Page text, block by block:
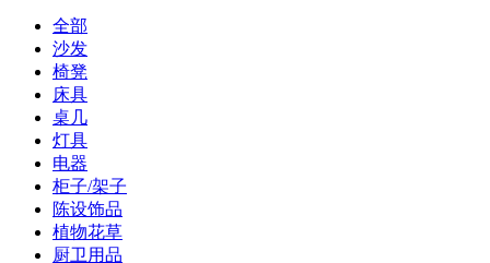
全部
沙发
椅凳
床具
桌几
灯具
电器
柜子/架子
陈设饰品
植物花草
厨卫用品